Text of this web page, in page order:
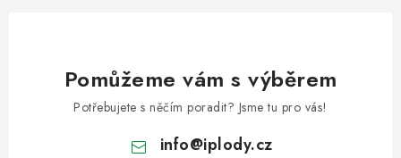
Pomůžeme vám s výběrem
Potřebujete s něčím poradit? Jsme tu pro vás!
info@iplody.cz